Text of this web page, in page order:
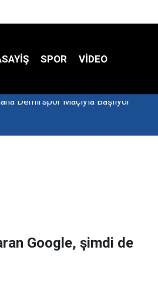
SPOR VIDEO
Google, şimdi de